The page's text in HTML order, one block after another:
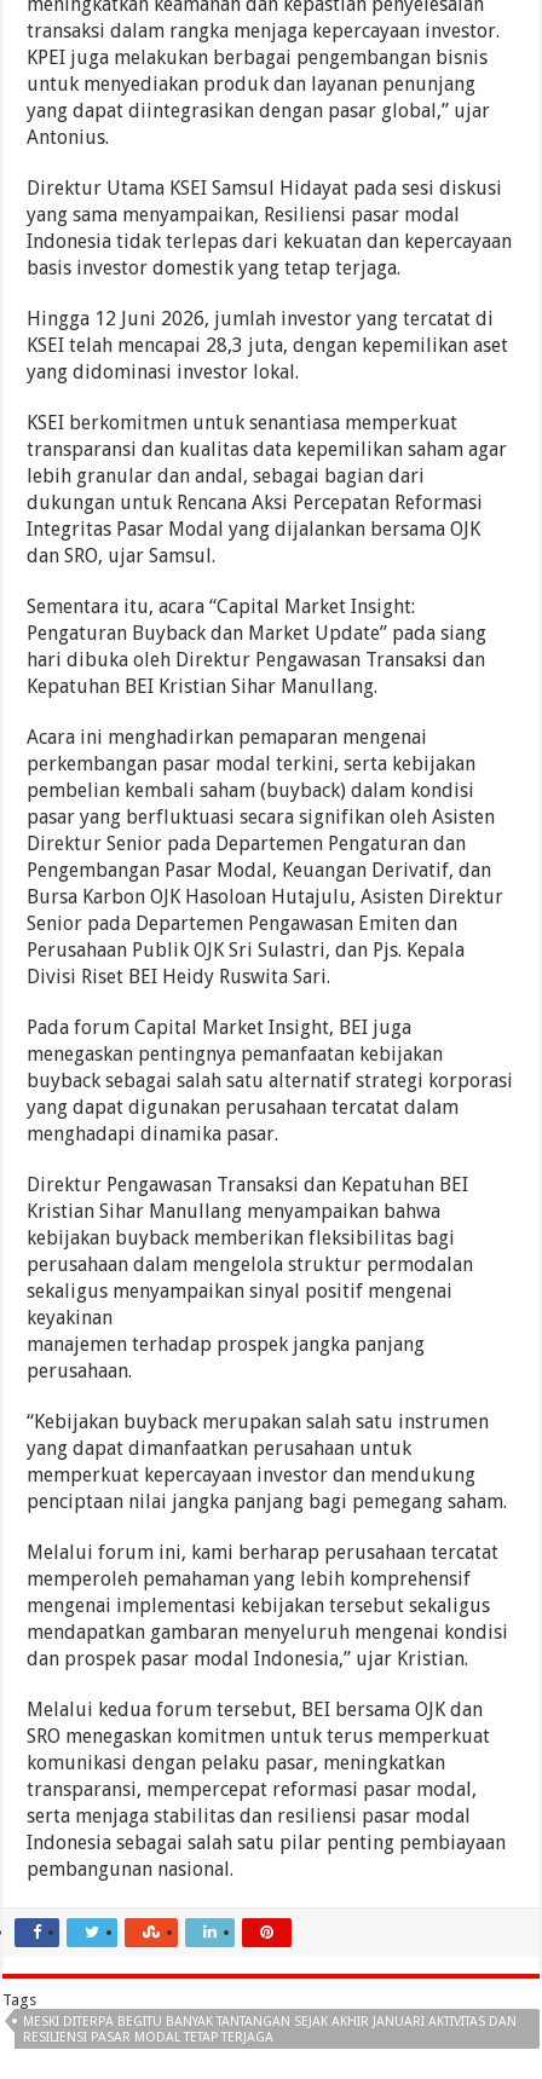
transaksi dalam rangka menjaga kepercayaan investor.
KPEI juga melakukan berbagai pengembangan bisnis
untuk menyediakan produk dan layanan penunjang
yang dapat diintegrasikan dengan pasar global,” ujar
Antonius.
Direktur Utama KSEI Samsul Hidayat pada sesi diskusi
yang sama menyampaikan, Resiliensi pasar modal
Indonesia tidak terlepas dari kekuatan dan kepercayaan
basis investor domestik yang tetap terjaga.
Hingga 12 Juni 2026, jumlah investor yang tercatat di
KSEI telah mencapai 28,3 juta, dengan kepemilikan aset
yang didominasi investor lokal.
KSEI berkomitmen untuk senantiasa memperkuat
transparansi dan kualitas data kepemilikan saham agar
lebih granular dan andal, sebagai bagian dari
dukungan untuk Rencana Aksi Percepatan Reformasi
Integritas Pasar Modal yang dijalankan bersama OJK
dan SRO, ujar Samsul.
Sementara itu, acara “Capital Market Insight:
Pengaturan Buyback dan Market Update” pada siang
hari dibuka oleh Direktur Pengawasan Transaksi dan
Kepatuhan BEI Kristian Sihar Manullang.
Acara ini menghadirkan pemaparan mengenai
perkembangan pasar modal terkini, serta kebijakan
pembelian kembali saham (buyback) dalam kondisi
pasar yang berfluktuasi secara signifikan oleh Asisten
Direktur Senior pada Departemen Pengaturan dan
Pengembangan Pasar Modal, Keuangan Derivatif, dan
Bursa Karbon OJK Hasoloan Hutajulu, Asisten Direktur
Senior pada Departemen Pengawasan Emiten dan
Perusahaan Publik OJK Sri Sulastri, dan Pjs. Kepala
Divisi Riset BEI Heidy Ruswita Sari.
Pada forum Capital Market Insight, BEI juga
menegaskan pentingnya pemanfaatan kebijakan
buyback sebagai salah satu alternatif strategi korporasi
yang dapat digunakan perusahaan tercatat dalam
menghadapi dinamika pasar.
Direktur Pengawasan Transaksi dan Kepatuhan BEI
Kristian Sihar Manullang menyampaikan bahwa
kebijakan buyback memberikan fleksibilitas bagi
perusahaan dalam mengelola struktur permodalan
sekaligus menyampaikan sinyal positif mengenai
keyakinan
manajemen terhadap prospek jangka panjang
perusahaan.
“Kebijakan buyback merupakan salah satu instrumen
yang dapat dimanfaatkan perusahaan untuk
memperkuat kepercayaan investor dan mendukung
penciptaan nilai jangka panjang bagi pemegang saham.
Melalui forum ini, kami berharap perusahaan tercatat
memperoleh pemahaman yang lebih komprehensif
mengenai implementasi kebijakan tersebut sekaligus
mendapatkan gambaran menyeluruh mengenai kondisi
dan prospek pasar modal Indonesia,” ujar Kristian.
Melalui kedua forum tersebut, BEI bersama OJK dan
SRO menegaskan komitmen untuk terus memperkuat
komunikasi dengan pelaku pasar, meningkatkan
transparansi, mempercepat reformasi pasar modal,
serta menjaga stabilitas dan resiliensi pasar modal
Indonesia sebagai salah satu pilar penting pembiayaan
pembangunan nasional.
Tags
MESKI DITERPA BEGITU BANYAK TANTANGAN SEJAK AKHIR JANUARI AKTIVITAS DAN
RESILIENSI PASAR MODAL TETAP TERJAGA